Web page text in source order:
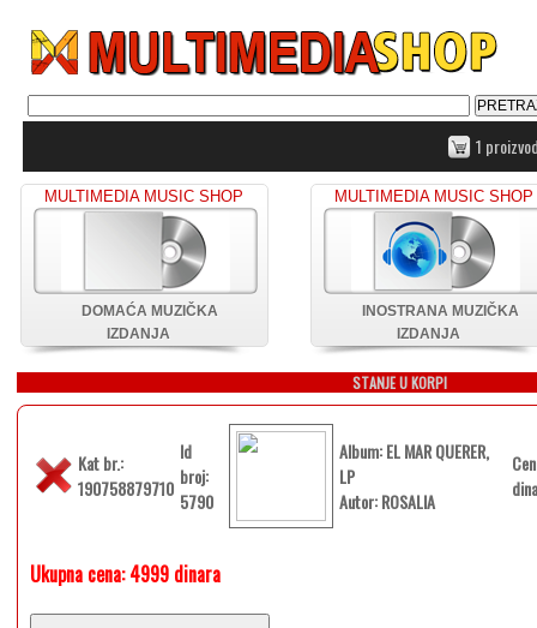
1
MULTIMEDIA MUSIC SHOP
DOMAĆA MUZIČKA
IZDANJA
MULTIMEDIA MUSIC SHOP
INOSTRANA MUZIČKA
IZDANJA
STANJE U KORPI
Kat br.:
190758879710
Id
broj:
5790
Album: EL MAR QUERER,
LP
Autor: ROSALIA
Ukupna cena:4999 dinara